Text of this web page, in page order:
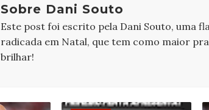
Sobre Dani Souto
Este post foi escrito pela Dani Souto, uma
radicada em Natal, que tem como maior
brilhar!